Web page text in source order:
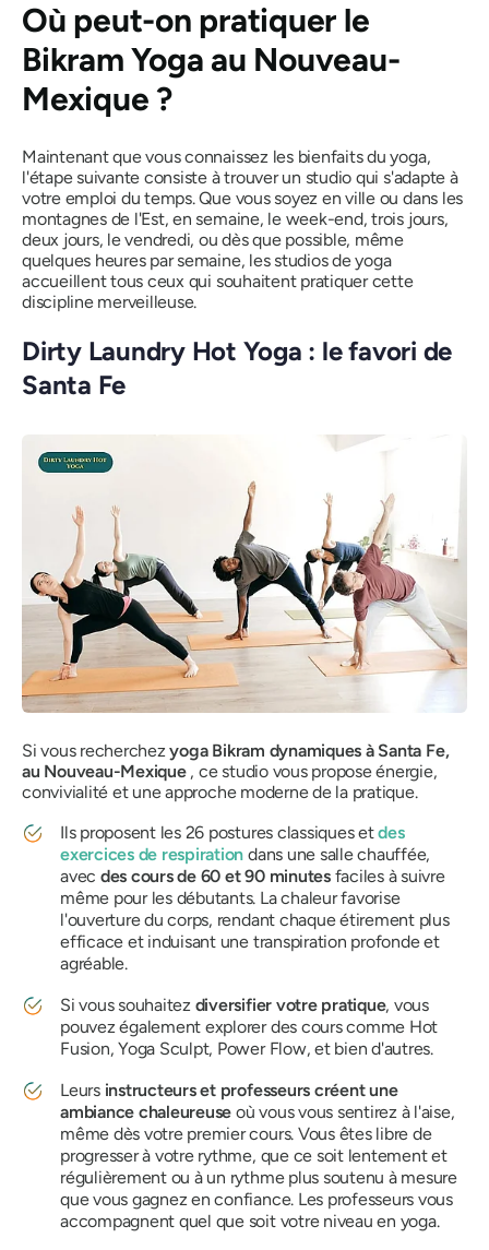
Où peut-on pratiquer le
Bikram Yoga au Nouveau-
Mexique ?
Maintenant que vous connaissez les bienfaits du yoga,
l'étape suivante consiste à trouver un studio qui s'adapte à
votre emploi du temps. Que vous soyez en ville ou dans les
montagnes de l'Est, en semaine, le week-end, trois jours,
deux jours, le vendredi, ou dès que possible, même
quelques heures par semaine, les studios de yoga
accueillent tous ceux qui souhaitent pratiquer cette
discipline merveilleuse.
Dirty Laundry Hot Yoga : le favori de
Santa Fe
Si vous recherchezyoga Bikram dynamiques à Santa Fe,
au Nouveau-Mexique , ce studio vous propose énergie,
convivialité et une approche moderne de la pratique.
Ils proposent les 26 postures classiques etdes
exercices de respiration dans une salle chauffée,
avec des cours de 60 et 90 minutesfaciles à suivre
même pour les débutants. La chaleur favorise
l'ouverture du corps, rendant chaque étirement plus
efficace et induisant une transpiration profonde et
agréable.
Si vous souhaitez diversifier votre pratique, vous
pouvez également explorer des cours comme Hot
Fusion, Yoga Sculpt, Power Flow, et bien d'autres.
Leursinstructeurs et professeurs créent une
ambiance chaleureuse où vous vous sentirez à l'aise,
même dès votre premier cours. Vous êtes libre de
progresser à votre rythme, que ce soit lentement et
régulièrement ou à un rythme plus soutenu à mesure
que vous gagnez en confiance. Les professeurs vous
accompagnent quel que soit votre niveau en yoga.